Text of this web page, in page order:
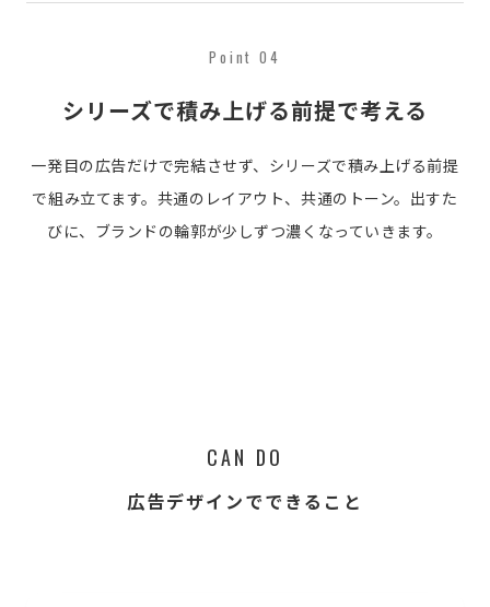
Point 04
シリーズで積み上げる前提で考える
一発目の広告だけで完結させず、シリーズで積み上げる前提
で組み立てます。共通のレイアウト、共通のトーン。出すた
びに、ブランドの輪郭が少しずつ濃くなっていきます。
CAN DO
広告デザインでできること